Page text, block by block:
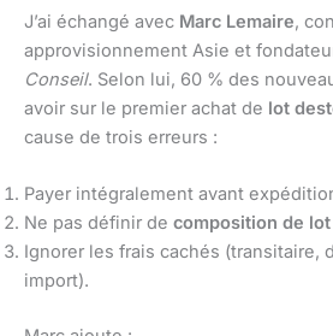
J’ai échangé avec Marc Lemaire,
approvisionnement Asie et
Conseil. Selon lui, 60 % des
avoir sur le premier achat de lot
cause de trois erreurs :
Payer intégralement avant
Ne pas définir de composition de
Ignorer les frais cachés (transitaire,
import).